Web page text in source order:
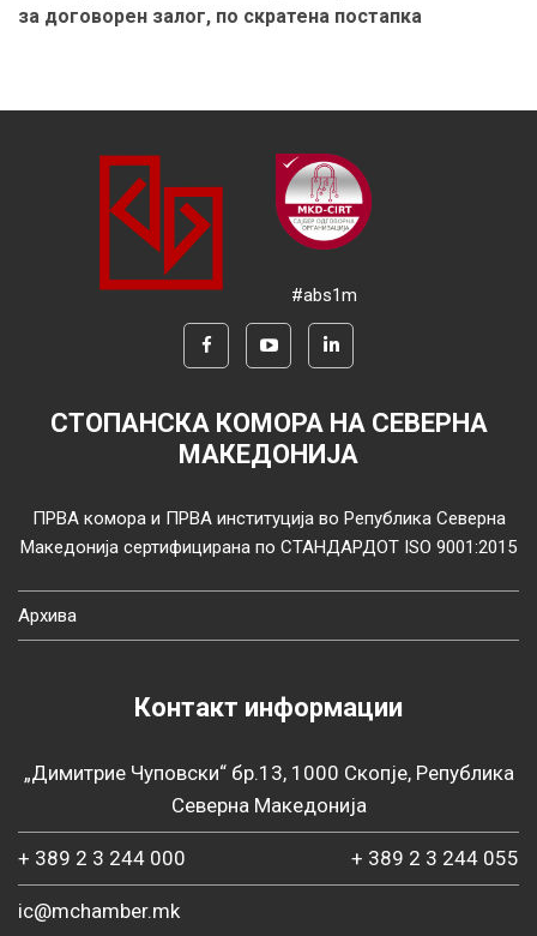
за договорен залог, по скратена постапка
#abs1m
СТОПАНСКА КОМОРА НА СЕВЕРНА
МАКЕДОНИЈА
ПРВА комора и ПРВА институција во Република Северна
Македонија сертифицирана по СТАНДАРДОТ ISO 9001:2015
Архива
Контакт информации
„Димитрие Чуповски“ бр.13, 1000 Скопје, Република
Северна Македонија
+ 389 2 3 244 000 + 389 2 3 244 055
ic@mchamber.mk